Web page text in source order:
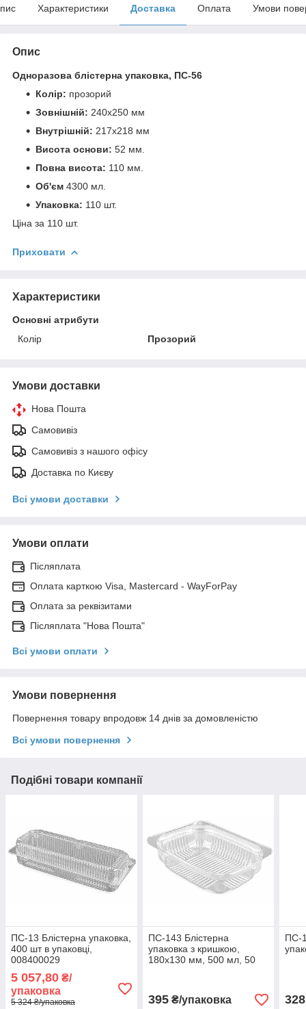
Характеристики Доставка Оплата Умови
Опис
Одноразова блістерна упаковка, ПС-56
Колір: прозорий
Зовнішній: 240х250 мм
Внутрішній: 217х218 мм
Висота основи: 52 мм.
Повна висота: 110 мм.
Об'єм 4300 мл.
Упаковка: 110 шт.
Ціна за 110 шт.
Приховати
Характеристики
Основні атрибути
Колір
Прозорий
Умови доставки
Нова Пошта
Самовивіз
Самовивіз з нашого офісу
Доставка по Києву
Всі умови доставки
Умови оплати
Післяплата
Оплата карткою Visa, Mastercard - WayForPay
Оплата за реквізитами
Післяплата "Нова Пошта"
Всі умови оплати
Умови повернення
Повернення товару впродовж 14 днів за домовленістю
Всі умови повернення
Подібні товари компанії
ПС-13 Блістерна упаковка,
400 шт в упаковці,
008400029
5 057,80 ₴/
упаковка
5 324 ₴/упаковка
ПС-143 Блістерна
упаковка з кришкою,
180х130 мм, 500 мл, 50
395₴/упаковка
ПС-
328